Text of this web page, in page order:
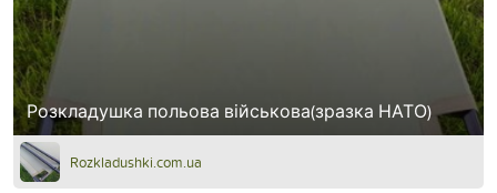
Розкладушка польова військова(зразка НАТО)
Rozkladushki.com.ua